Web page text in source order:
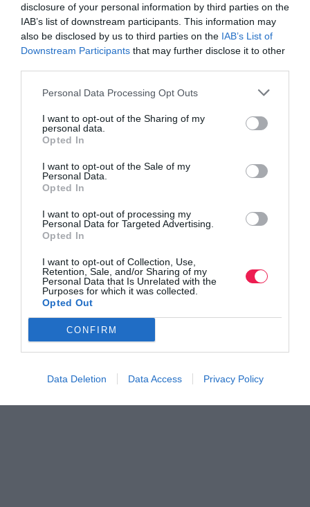
disclosure of your personal information by third parties on the
IAB’s list of downstream participants. This information may
also be disclosed by us to third parties on the IAB’s List of
Downstream Participants that may further disclose it to other
Personal Data Processing Opt Outs
I want to opt-out of the Sharing of my
personal data.
Opted In
I want to opt-out of the Sale of my
Personal Data.
Opted In
I want to opt-out of processing my
Personal Data for Targeted Advertising.
Opted In
I want to opt-out of Collection, Use,
Retention, Sale, and/or Sharing of my
Personal Data that Is Unrelated with the
Purposes for which it was collected.
Opted Out
CONFIRM
Data Deletion Data Access Privacy Policy
Όλα τα Τεύχη